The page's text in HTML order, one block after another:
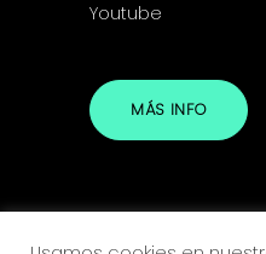
Youtube
MÁS INFO